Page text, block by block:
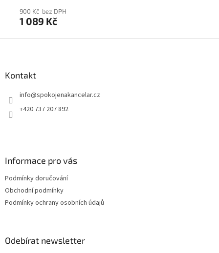
900 Kč bez DPH
1 089 Kč
Kontakt
info@spokojenakancelar.cz
+420 737 207 892
Informace pro vás
Podmínky doručování
Obchodní podmínky
Podmínky ochrany osobních údajů
Odebírat newsletter